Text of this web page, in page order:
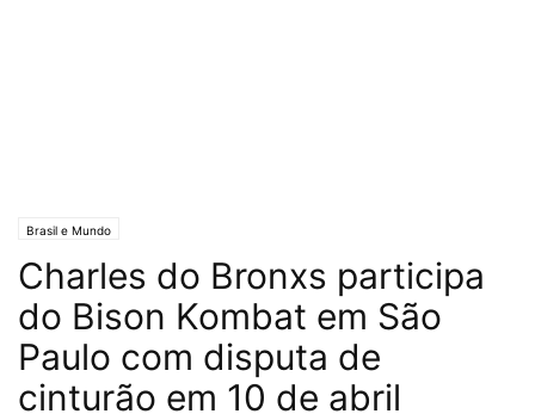
Brasil e Mundo
Charles do Bronxs participa
do Bison Kombat em São
Paulo com disputa de
cinturão em 10 de abril